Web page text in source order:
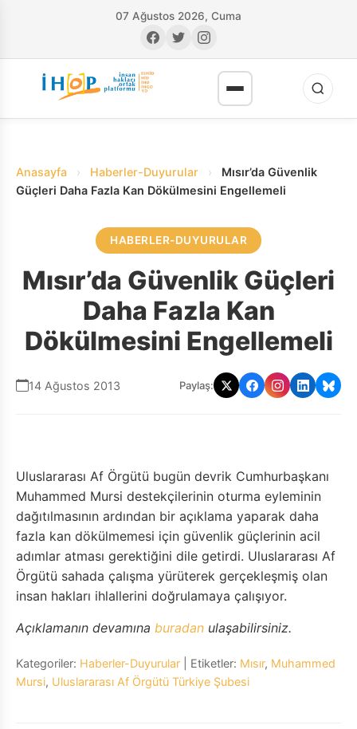
07 Ağustos 2026, Cuma
Anasayfa › Haberler-Duyurular ›
Mısır’da Güvenlik
Güçleri Daha Fazla Kan Dökülmesini Engellemeli
HABERLER-DUYURULAR
Mısır’da Güvenlik Güçleri
Daha Fazla Kan
Dökülmesini Engellemeli
14 Ağustos 2013 Paylaş:
Uluslararası Af Örgütü bugün devrik Cumhurbaşkanı
Muhammed Mursi destekçilerinin oturma eyleminin
dağıtılmasının ardından bir açıklama yaparak daha
fazla kan dökülmemesi için güvenlik güçlerinin acil
adımlar atması gerektiğini dile getirdi. Uluslararası Af
Örgütü sahada çalışma yürüterek gerçekleşmiş olan
insan hakları ihlallerini doğrulamaya çalışıyor.
Açıklamanın devamına buradan ulaşabilirsiniz.
Kategoriler: Haberler-Duyurular | Etiketler: Mısır, Muhammed
Mursi, Uluslararası Af Örgütü Türkiye Şubesi